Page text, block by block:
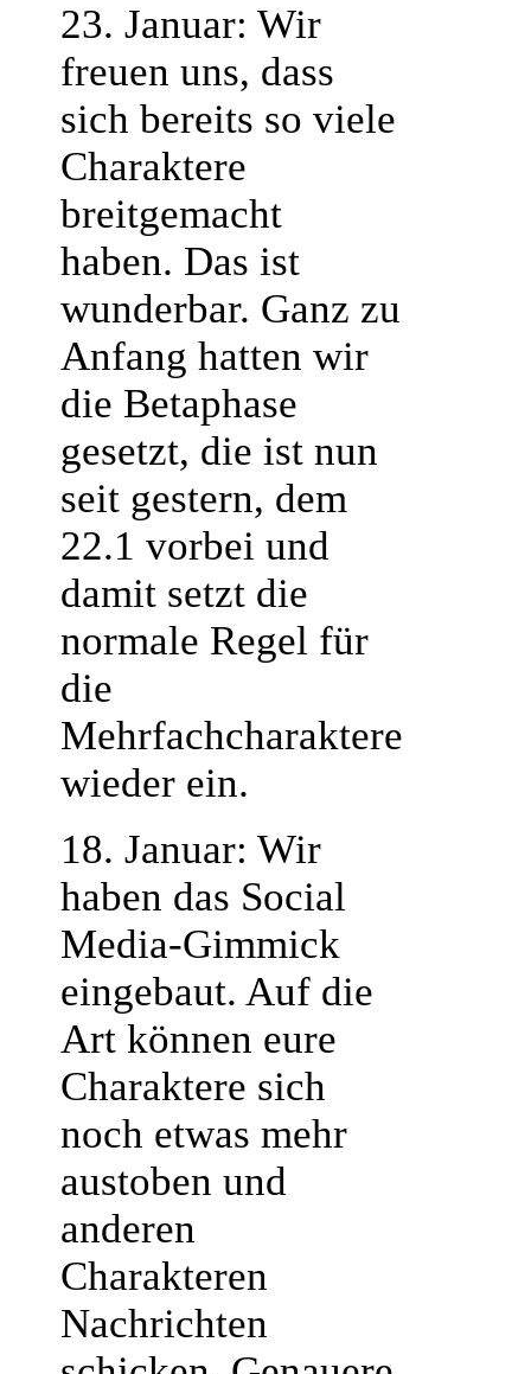
23. Januar: Wir
freuen uns, dass
sich bereits so viele
Charaktere
breitgemacht
haben. Das ist
wunderbar. Ganz zu
Anfang hatten wir
die Betaphase
gesetzt, die ist nun
seit gestern, dem
22.1 vorbei und
damit setzt die
normale Regel für
die
Mehrfachcharaktere
wieder ein.
18. Januar: Wir
haben das Social
Media-Gimmick
eingebaut. Auf die
Art können eure
Charaktere sich
noch etwas mehr
austoben und
anderen
Charakteren
Nachrichten